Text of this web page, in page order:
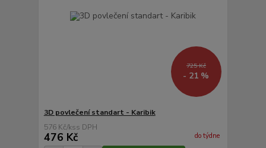
725 Kč
- 21 %
3D povlečení standart - Karibik
576 Kč/ks
476 Kč do týdne